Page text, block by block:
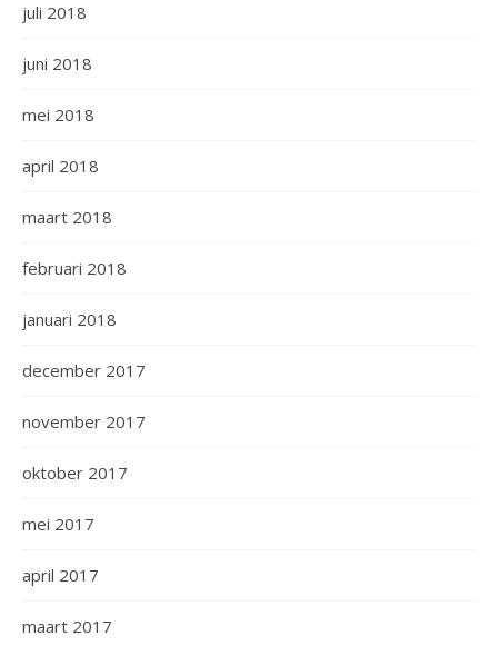
juli 2018
juni 2018
mei 2018
april 2018
maart 2018
februari 2018
januari 2018
december 2017
november 2017
oktober 2017
mei 2017
april 2017
maart 2017